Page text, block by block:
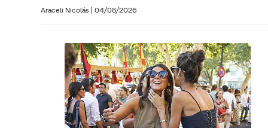
Araceli Nicolás | 04/08/2026